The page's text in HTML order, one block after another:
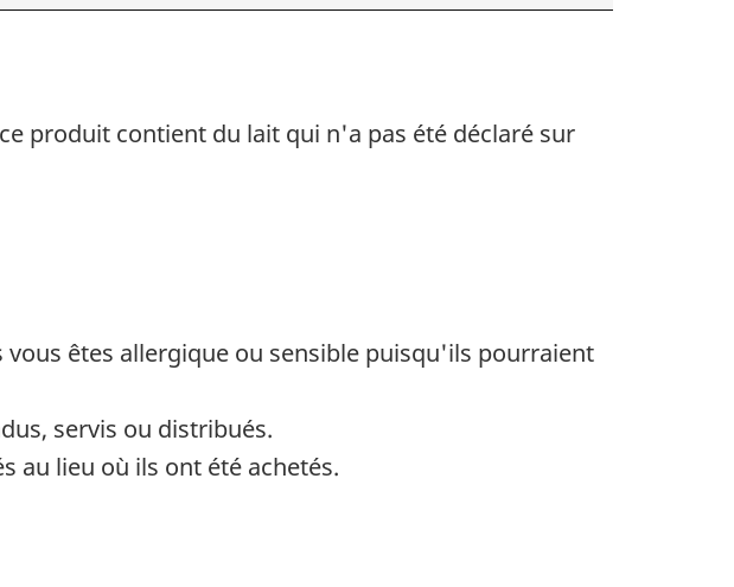
produit contient du lait qui n'a pas été déclaré sur
êtes allergique ou sensible puisqu'ils pourraient
servis ou distribués.
au lieu où ils ont été achetés.